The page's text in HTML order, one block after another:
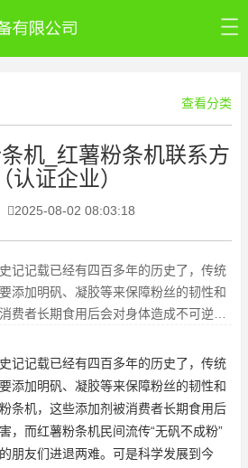
新闻资讯
工艺视频
查看分类
机_红薯粉条机联系方
认证企业）
2025-08-02 08:03:18
记记载已经有四百多年的历史了，传统
添加明矾、凝胶等来保障粉丝的韧性和
费者长期食用后会对身体造成不可逆的
记记载已经有四百多年的历史了，传统
添加明矾、凝胶等来保障粉丝的韧性和
条机，这些添加剂被消费者长期食用后
，而红薯粉条机民间流传“无矾不成粉”
朋友们进退两难。可是科学发展到今